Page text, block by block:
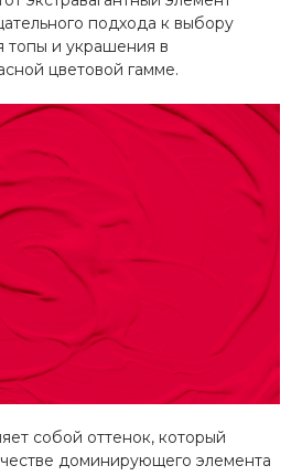
подхода к выбору
топы и украшения в
цветовой гамме.
собой оттенок, который
доминирующего элемента